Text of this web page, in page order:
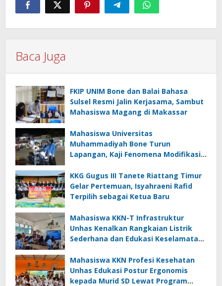
Baca Juga
FKIP UNIM Bone dan Balai Bahasa
Sulsel Resmi Jalin Kerjasama, Sambut
Mahasiswa Magang di Makassar
Mahasiswa Universitas
Muhammadiyah Bone Turun
Lapangan, Kaji Fenomena Modifikasi
FOTOFOBIA
KKG Gugus III Tanete Riattang Timur
Gelar Pertemuan, Isyahraeni Rafid
Terpilih sebagai Ketua Baru
Mahasiswa KKN-T Infrastruktur
Unhas Kenalkan Rangkaian Listrik
Sederhana dan Edukasi Keselamatan
Langkeang
Mahasiswa KKN Profesi Kesehatan
Unhas Edukasi Postur Ergonomis
kepada Murid SD Lewat Program